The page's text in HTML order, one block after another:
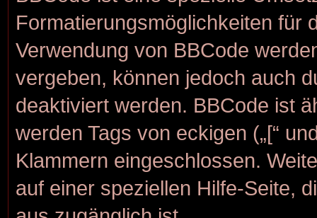
Formatierungsmöglichkeiten für
Verwendung von BBCode
vergeben, können jedoch auch
deaktiviert werden. BBCode ist
werden Tags von eckigen („[“
Klammern eingeschlossen.
auf einer speziellen Hilfe-Seite,